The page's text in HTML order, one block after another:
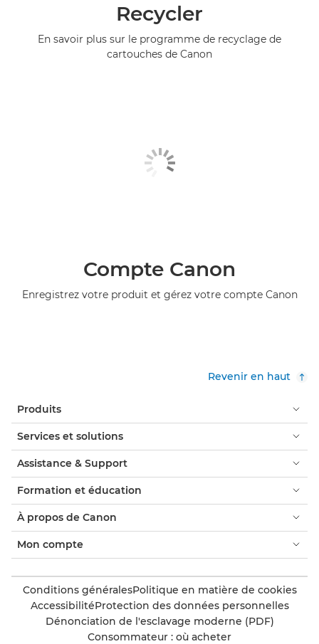
Recycler
En savoir plus sur le programme de recyclage de
cartouches de Canon
Compte Canon
Enregistrez votre produit et gérez votre compte Canon
Revenir en haut
Produits
Services et solutions
Assistance & Support
Formation et éducation
À propos de Canon
Mon compte
Conditions généralesPolitique en matière de cookies
AccessibilitéProtection des données personnelles
Dénonciation de l'esclavage moderne (PDF)
Consommateur : où acheter